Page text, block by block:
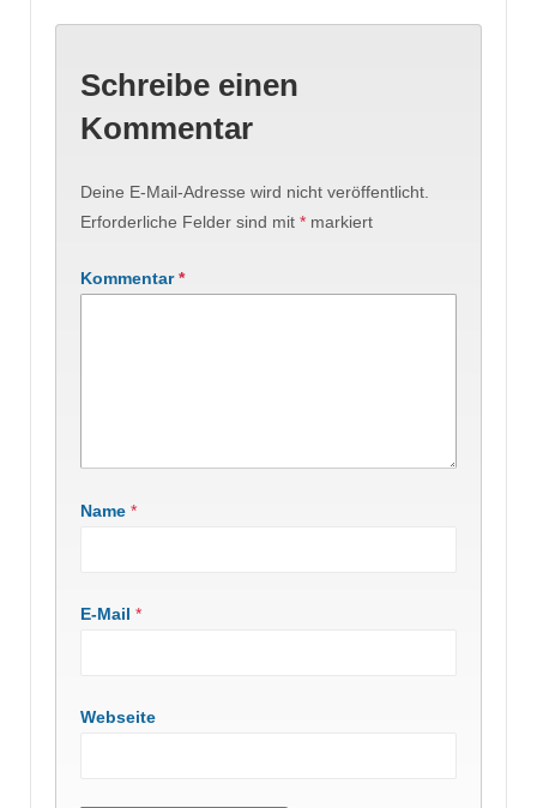
Schreibe einen
Kommentar
Deine E-Mail-Adresse wird nicht veröffentlicht.
Erforderliche Felder sind mit * markiert
Kommentar*
Name *
E-Mail *
Webseite